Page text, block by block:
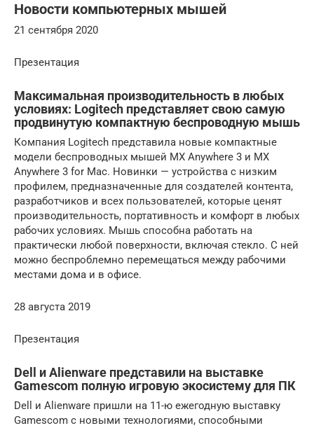
Новости компьютерных мышей
21 сентября 2020
Презентация
Максимальная производительность в любых
условиях: Logitech представляет свою самую
продвинутую компактную беспроводную мышь
Компания Logitech представила новые компактные
модели беспроводных мышей MX Anywhere 3 и MX
Anywhere 3 for Mac. Новинки — устройства с низким
профилем, предназначенные для создателей контента,
разработчиков и всех пользователей, которые ценят
производительность, портативность и комфорт в любых
рабочих условиях. Мышь способна работать на
практически любой поверхности, включая стекло. С ней
можно беспроблемно перемещаться между рабочими
местами дома и в офисе.
28 августа 2019
Презентация
Dell и Alienware представили на выставке
Gamescom полную игровую экосистему для ПК
Dell и Alienware пришли на 11-ю ежегодную выставку
Gamescom с новыми технологиями, способными